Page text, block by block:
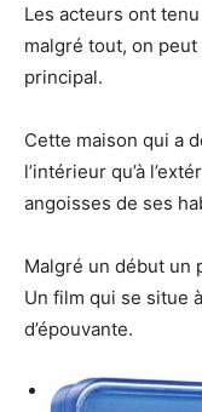
Les acteurs ont
malgré tout, on
principal.
Cette maison qui a
l’intérieur qu’à
angoisses de ses
Malgré un début un
Un film qui se situe
d’épouvante.